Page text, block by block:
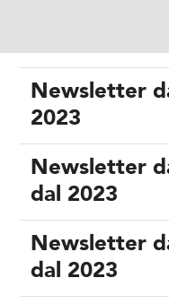
Newsletter
2023
Newsletter
dal 2023
Newsletter
dal 2023